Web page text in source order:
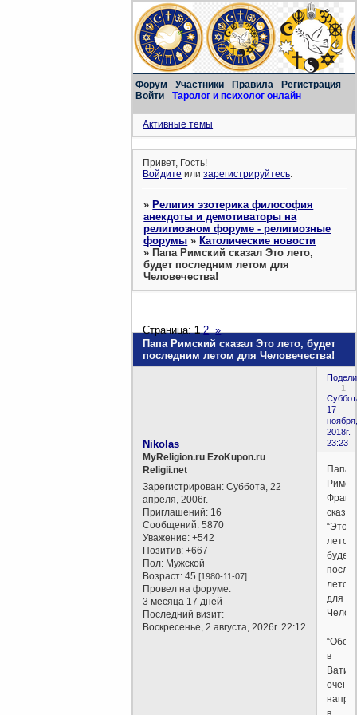
Форум Участники Правила
Регистрация
Войти
Таролог и психолог онлайн
Активные темы
Привет, Гость!
Войдите илизарегистрируйтесь.
»Религия эзотерика философия
анекдоты и демотиваторы на
религиозном форуме - религиозные
форумы »Католические новости
»Папа Римский сказал Это лето,
будет последним летом для
Человечества!
Папа Римский сказал Это лето, будет
последним летом для Человечества!
Страница:1 2 »
1
17
ноября,
2018г.
23:23
Nikolas
MyReligion.ru EzoKupon.ru
Religii.net
Зарегистрирован: Суббота, 22
апреля, 2006г.
Приглашений: 16
Сообщений: 5870
Уважение: +542
Позитив: +667
Пол: Мужской
Возраст: 45[1980-11-07]
Провел на форуме:
3 месяца 17 дней
Последний визит:
Воскресенье, 2 августа, 2026г. 22:12
Папа
“Это
лето,
будет
летом
для
в
очень